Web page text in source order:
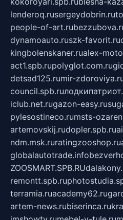
lenderoq.rusergeydobrin.ru
people-of-art.ru
dynamoauto.ruszk-favorit.ru
kingbolenskaner.rualex-
act1.spb.rupolyglot.com.ru
detsad125.rumir-
council.spb.ru
iclub.net.rugazon-easy.ru
pylesostineco.rumsts-
artemovskij.rudopler.spb.ru
ndm.msk.ruratingzooshop.ru
globalautotrade.info
ZOOSMART.SPB.RU
remontt.spb.ru
terramia.ruacademy62.ru
artem-news.rubiserinca.ru